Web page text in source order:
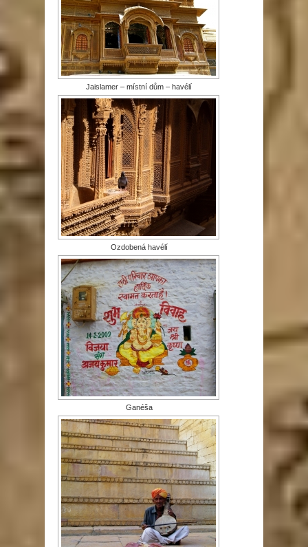
Jaislamer – místní dům – havélí
Ozdobená havélí
Ganéša